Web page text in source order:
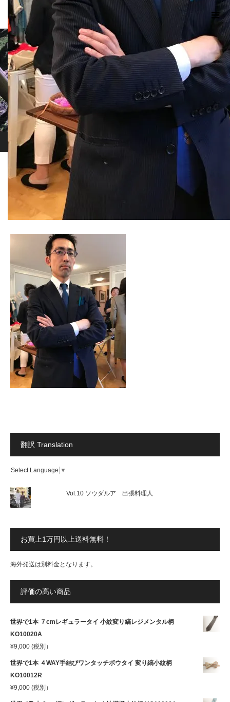
現代のサムライたちの時空間へ
ホーム
ブログ
B3045FDD-CDC2-4DC1-823A-159C433FB126_800
2017.07.12
B3045FDD-CDC2-4DC1-823A-
159C433FB126_800
翻訳 Translation
Select Language ▼
Vol.10 ソウダルア 出張料理人
お買上1万円以上送料無料！
海外発送は別料金となります。
評価の高い商品
世界で1本 ７cmレギュラータイ 小紋変り縞レジメンタル柄
KO10020A
¥9,000 (税別）
世界で1本 ４WAY手結びワンタッチボウタイ 変り縞小紋柄
KO10012R
¥9,000 (税別）